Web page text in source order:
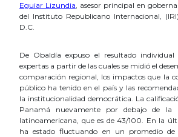
Eguiar Lizundia, asesor principal en
del Instituto Republicano Internacional,
D.C.
De Obaldía expuso el resultado
expertas a partir de las cuales se midió el
comparación regional, los impactos que la
público ha tenido en el país y las
la institucionalidad democrática. La
Panamá nuevamente por debajo de la
latinoamericana, que es de 43/100. En la
ha estado fluctuando en un promedio